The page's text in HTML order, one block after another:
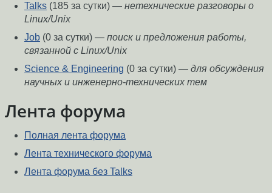
Talks (185 за сутки) — нетехнические разговоры о
Linux/Unix
Job (0 за сутки) — поиск и предложения работы,
связанной с Linux/Unix
Science & Engineering (0 за сутки) — для обсуждения
научных и инженерно-технических тем
Лента форума
Полная лента форума
Лента технического форума
Лента форума без Talks